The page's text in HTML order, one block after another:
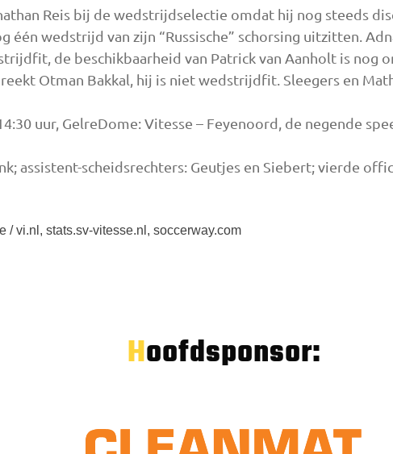
Reis bij de wedstrijdselectie omdat hij nog steeds
één wedstrijd van zijn “Russische” schorsing uitzitten.
de beschikbaarheid van Patrick van Aanholt is nog
Otman Bakkal, hij is niet wedstrijdfit. Sleegers en
uur, GelreDome: Vitesse – Feyenoord, de negende
assistent-scheidsrechters: Geutjes en Siebert; vierde
/ vi.nl, stats.sv-vitesse.nl, soccerway.com
Hoofdsponsor: